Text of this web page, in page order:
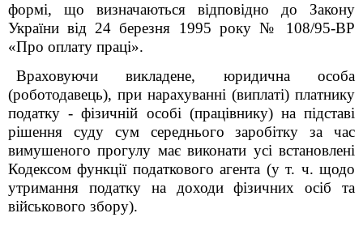
формі, що визначаються відповідно до Закону
України від 24 березня 1995 року № 108/95-ВР
«Про оплату праці».
Враховуючи викладене, юридична особа
(роботодавець), при нарахуванні (виплаті) платнику
податку - фізичній особі (працівнику) на підставі
рішення суду сум середнього заробітку за час
вимушеного прогулу має виконати усі встановлені
Кодексом функції податкового агента (у т. ч. щодо
утримання податку на доходи фізичних осіб та
військового збору).